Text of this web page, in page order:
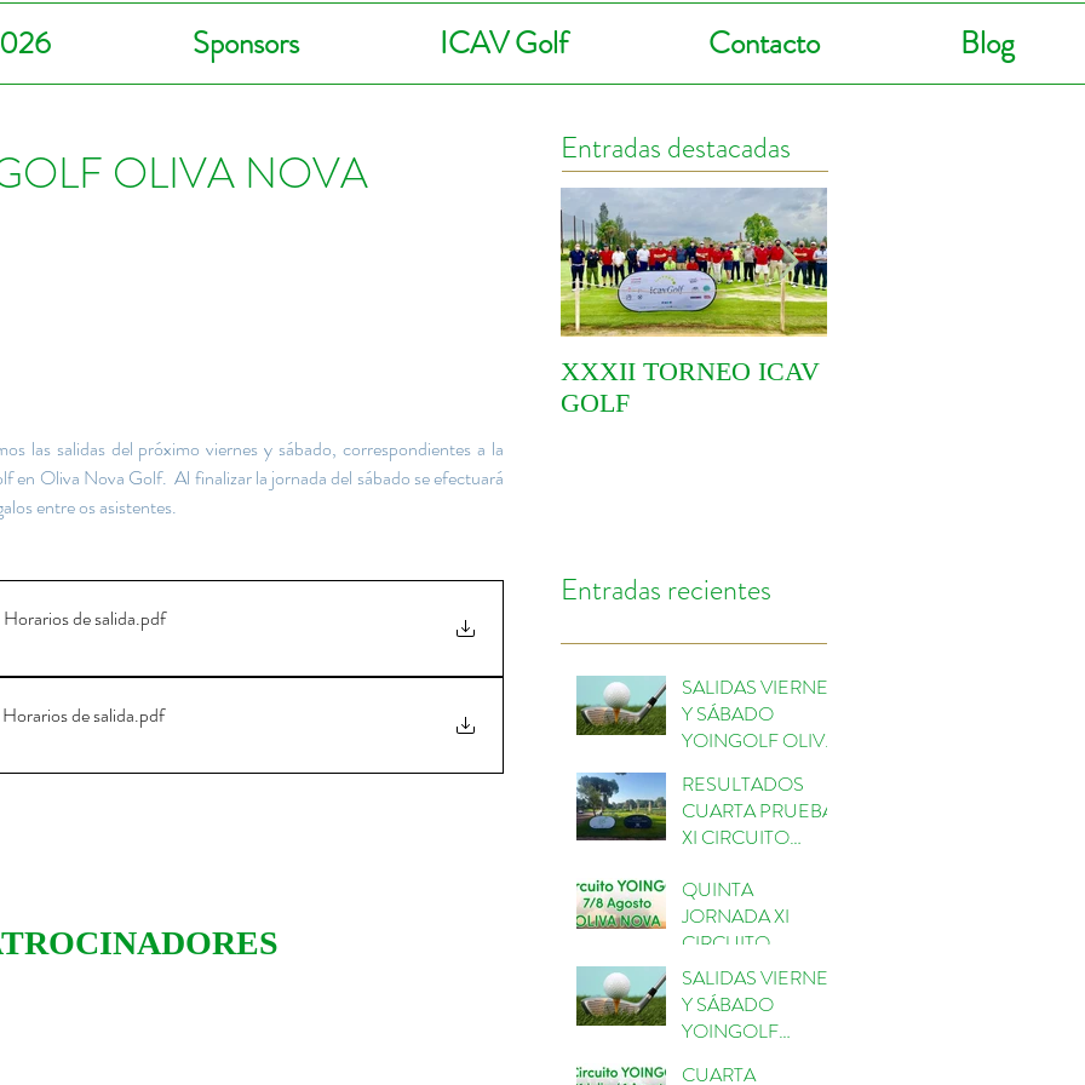
Sponsors ICAV Golf Contacto Blog
OLIVA NOVA
las salidas del próximo viernes y sábado, correspondientes a la
en Oliva Nova Golf.  Al finalizar la jornada del sábado se efectuará
entre os asistentes.
de salida.pdf
de salida.pdf
Entradas destacadas
XXXII TORNEO ICAV
GOLF
Entradas recientes
SALIDAS VIERNES
Y SÁBADO
YOINGOLF OLIVA
RESULTADOS
CUARTA PRUEBA
XI CIRCUITO
ESCORPIÓN
QUINTA
JORNADA XI
CIRCUITO
YOINGOLF 2026
EN OLIVANOVA
GOLF
SALIDAS VIERNES
Y SÁBADO
YOINGOLF
CUARTA